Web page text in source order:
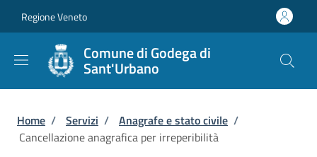
Regione Veneto
Comune di Godega di
Sant'Urbano
Briciole di pane
Home / Servizi / Anagrafe e stato civile /
Cancellazione anagrafica per irreperibilità